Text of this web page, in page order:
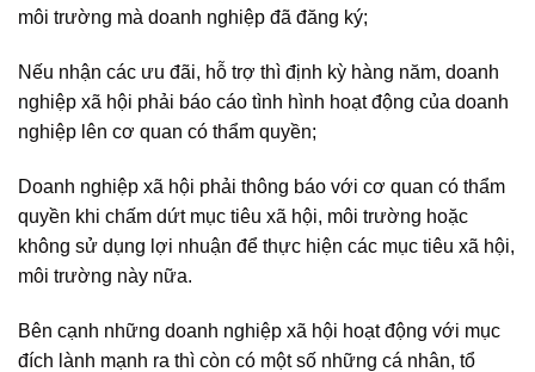
môi trường mà doanh nghiệp đã đăng ký;
Nếu nhận các ưu đãi, hỗ trợ thì định kỳ hàng năm, doanh
nghiệp xã hội phải báo cáo tình hình hoạt động của doanh
nghiệp lên cơ quan có thẩm quyền;
Doanh nghiệp xã hội phải thông báo với cơ quan có thẩm
quyền khi chấm dứt mục tiêu xã hội, môi trường hoặc
không sử dụng lợi nhuận để thực hiện các mục tiêu xã hội,
môi trường này nữa.
Bên cạnh những doanh nghiệp xã hội hoạt động với mục
đích lành mạnh ra thì còn có một số những cá nhân, tổ